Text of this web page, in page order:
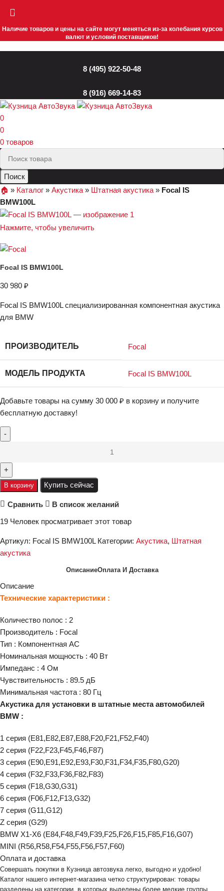
Skip to navigation
Наличие товаров и цены на сайте могут меняться из-за колебания курсов
валют и условий поставщиков!
8 (495) 922-50-48
8 (916) 669-14-83
0
0
0 товаров
Поиск
🏠︎ » Каталог » Акустика » Штатная акустика » Focal IS
BMW100L
Нажмите, чтобы увеличить
Focal IS BMW100L
30 980 ₽
Focal IS BMW100L специализированная компонентная акустика
для BMW
ПРОИЗВОДИТЕЛЬ Focal
МОДЕЛЬ ПРОДУКТА Focal IS BMW100L
Добавьте товары на сумму 30 000 ₽ в корзину и получите
бесплатную доставку!
В корзину Купить сейчас
Сравнить В список желаний
19 Человек просматривает этот товар
Артикул: Focal IS BMW100L Категории: Акустика, Штатная
акустика
ОписаниеОплата И Доставка
Описание
Технические характеристики :
Количество полос : 2
Производитель : Focal
Тип : Компонентная АС
Номинальная мощность : 40 Вт
Импеданс : 4 Ом
Чувствительность : 89.5 дБ
Минимальная частота : 80 Гц
Акустика для установки в штатные места автомобилей
BMW :
1 серия (E81,Е82,E87,E88,F20,F21,F52,F40)
2 серия (F22,F23,F45,F46,F87)
3 серия (E90,E91,E92,E93,F30,F31,F34,F35,F80,G20)
4 серия (F32,F33,F36,F82,F83)
5 серия (F18,G30,G31)
6 серия (F06,F12,F13,G32)
7 серия (G11,G12)
Z серия (G29)
BMW X1-X6 (E84,F48,F49,F39,F25,F26,F15,F85,F16,G07)
MINI (R56,R58,F54,F55,F56,F57,F60)
Оплата и доставка
Совершать покупки в Кузница автозвука легко, выгодно и удобно!
Каталог нашего интернет-магазина четко структурирован: товары
разделены на категории, в которых выделены более мелкие группы